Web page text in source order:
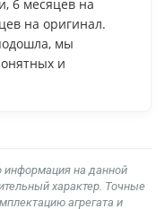
6 месяцев на
на оригинал.
мы
и
информация на данной
характер. Точные
агрегата и